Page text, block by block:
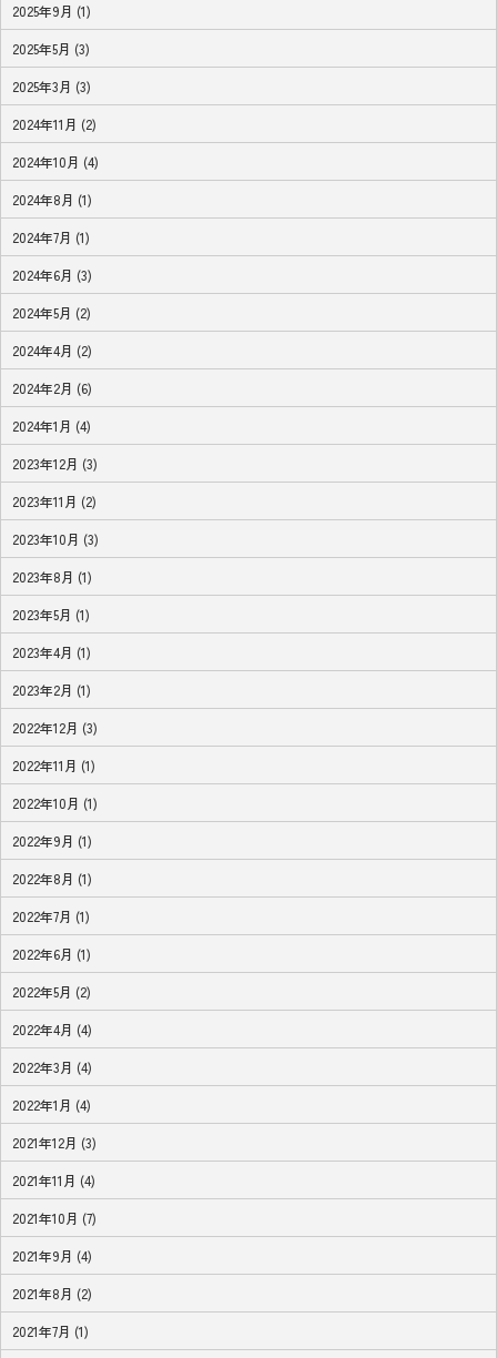
2025年9月 (1)
2025年5月 (3)
2025年3月 (3)
2024年11月 (2)
2024年10月 (4)
2024年8月 (1)
2024年7月 (1)
2024年6月 (3)
2024年5月 (2)
2024年4月 (2)
2024年2月 (6)
2024年1月 (4)
2023年12月 (3)
2023年11月 (2)
2023年10月 (3)
2023年8月 (1)
2023年5月 (1)
2023年4月 (1)
2023年2月 (1)
2022年12月 (3)
2022年11月 (1)
2022年10月 (1)
2022年9月 (1)
2022年8月 (1)
2022年7月 (1)
2022年6月 (1)
2022年5月 (2)
2022年4月 (4)
2022年3月 (4)
2022年1月 (4)
2021年12月 (3)
2021年11月 (4)
2021年10月 (7)
2021年9月 (4)
2021年8月 (2)
2021年7月 (1)